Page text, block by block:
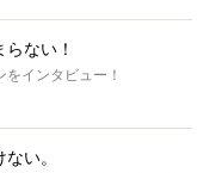
ない！
インタビュー！
い。